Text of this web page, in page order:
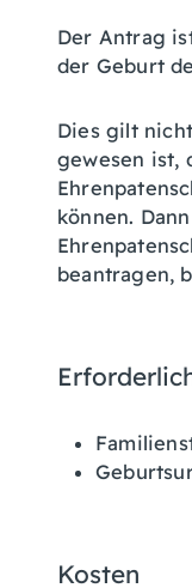
Der Antrag
der Geburt
Dies gilt
gewesen ist,
können.
beantragen,
Kosten